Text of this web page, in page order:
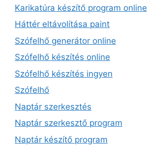
Karikatúra készítő program online
Háttér eltávolítása paint
Szófelhő generátor online
Szófelhő készítés online
Szófelhő készítés ingyen
Szófelhő
Naptár szerkesztés
Naptár szerkesztő program
Naptár készítő program